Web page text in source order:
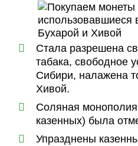
Стала разрешена
табака, свободное
Сибири, налажена
Хивой.
Соляная
казенных) была
Упразднены